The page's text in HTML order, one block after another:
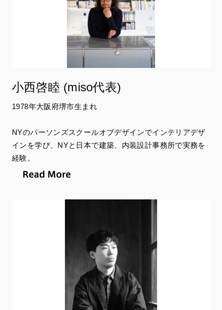
小西啓睦 (miso代表)
1978年大阪府堺市生まれ
NYのパーソンズスクールオブデザインでインテリアデザ
インを学び、NYと日本で建築、内装設計事務所で実務を
経験。
Welcome to Birdhead World Again, Kyoto 2024
誉田屋源兵衛 竹院の間、黒蔵
ジェームス・モリソン
子どもたちの眠る場所